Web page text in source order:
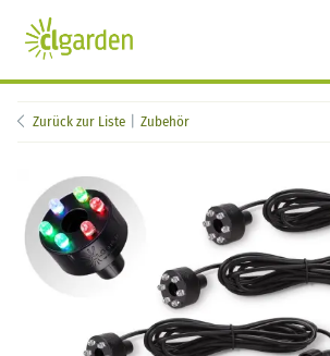
Zurück zur Liste Zubehör